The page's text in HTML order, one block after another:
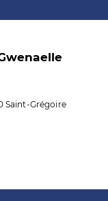
Saint-Grégoire